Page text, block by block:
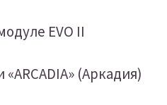
EVO II
(Аркадия)